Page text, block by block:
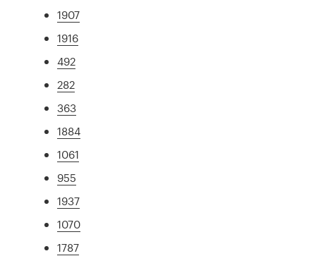
1907
1916
492
282
363
1884
1061
955
1937
1070
1787